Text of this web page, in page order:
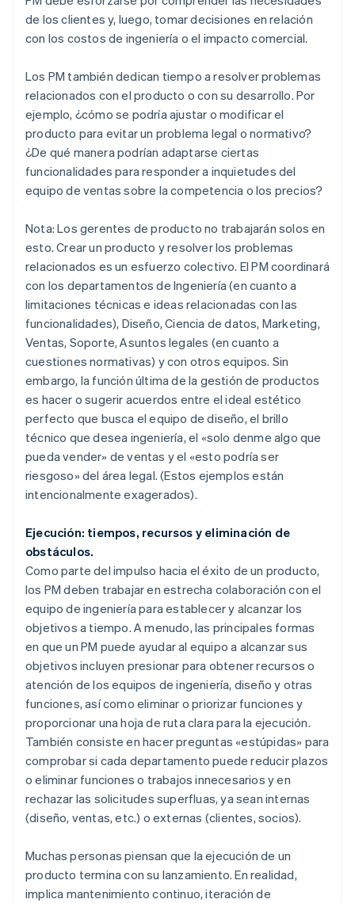
de los clientes y, luego, tomar decisiones en relación
con los costos de ingeniería o el impacto comercial.
Los PM también dedican tiempo a resolver problemas
relacionados con el producto o con su desarrollo. Por
ejemplo, ¿cómo se podría ajustar o modificar el
producto para evitar un problema legal o normativo?
¿De qué manera podrían adaptarse ciertas
funcionalidades para responder a inquietudes del
equipo de ventas sobre la competencia o los precios?
Nota: Los gerentes de producto no trabajarán solos en
esto. Crear un producto y resolver los problemas
relacionados es un esfuerzo colectivo. El PM coordinará
con los departamentos de Ingeniería (en cuanto a
limitaciones técnicas e ideas relacionadas con las
funcionalidades), Diseño, Ciencia de datos, Marketing,
Ventas, Soporte, Asuntos legales (en cuanto a
cuestiones normativas) y con otros equipos. Sin
embargo, la función última de la gestión de productos
es hacer o sugerir acuerdos entre el ideal estético
perfecto que busca el equipo de diseño, el brillo
técnico que desea ingeniería, el «solo denme algo que
pueda vender» de ventas y el «esto podría ser
riesgoso» del área legal. (Estos ejemplos están
intencionalmente exagerados).
Ejecución: tiempos, recursos y eliminación de
obstáculos.
Como parte del impulso hacia el éxito de un producto,
los PM deben trabajar en estrecha colaboración con el
equipo de ingeniería para establecer y alcanzar los
objetivos a tiempo. A menudo, las principales formas
en que un PM puede ayudar al equipo a alcanzar sus
objetivos incluyen presionar para obtener recursos o
atención de los equipos de ingeniería, diseño y otras
funciones, así como eliminar o priorizar funciones y
proporcionar una hoja de ruta clara para la ejecución.
También consiste en hacer preguntas «estúpidas» para
comprobar si cada departamento puede reducir plazos
o eliminar funciones o trabajos innecesarios y en
rechazar las solicitudes superfluas, ya sean internas
(diseño, ventas, etc.) o externas (clientes, socios).
Muchas personas piensan que la ejecución de un
producto termina con su lanzamiento. En realidad,
implica mantenimiento continuo, iteración de